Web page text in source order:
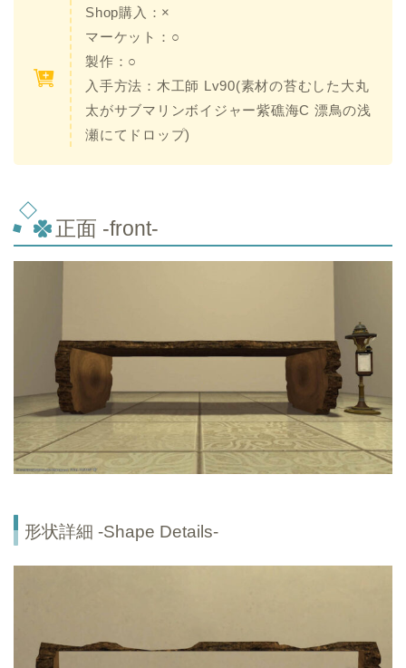
Shop購入：×
マーケット：○
製作：○
入手方法：木工師 Lv90(素材の苔むした大丸
太がサブマリンボイジャー紫礁海C 漂鳥の浅
瀬にてドロップ)
正面 -front-
形状詳細 -Shape Details-